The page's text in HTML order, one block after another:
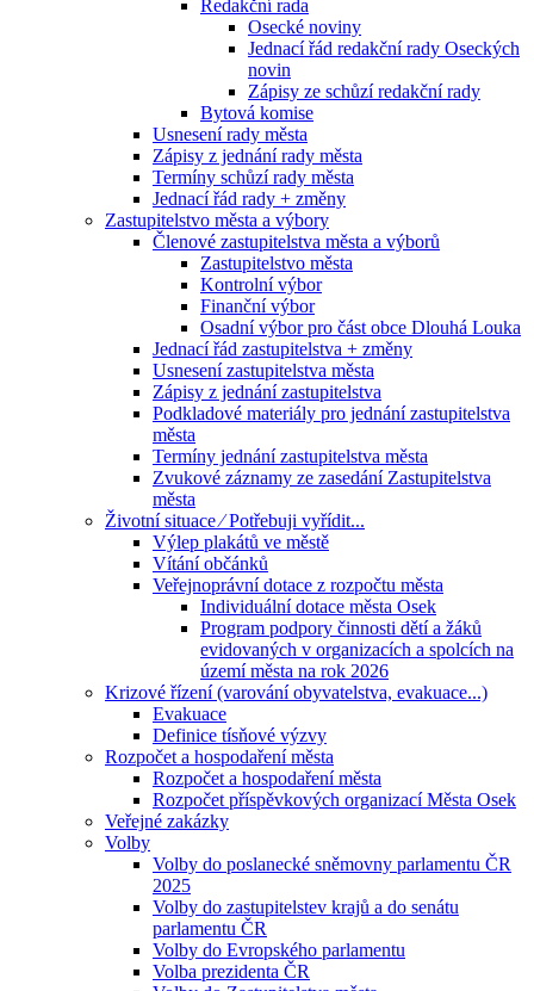
Redakční rada
Osecké noviny
Jednací řád redakční rady Oseckých
novin
Zápisy ze schůzí redakční rady
Bytová komise
Usnesení rady města
Zápisy z jednání rady města
Termíny schůzí rady města
Jednací řád rady + změny
Zastupitelstvo města a výbory
Členové zastupitelstva města a výborů
Zastupitelstvo města
Kontrolní výbor
Finanční výbor
Osadní výbor pro část obce Dlouhá Louka
Jednací řád zastupitelstva + změny
Usnesení zastupitelstva města
Zápisy z jednání zastupitelstva
Podkladové materiály pro jednání zastupitelstva
města
Termíny jednání zastupitelstva města
Zvukové záznamy ze zasedání Zastupitelstva
města
Životní situace ⁄ Potřebuji vyřídit...
Výlep plakátů ve městě
Vítání občánků
Veřejnoprávní dotace z rozpočtu města
Individuální dotace města Osek
Program podpory činnosti dětí a žáků
evidovaných v organizacích a spolcích na
území města na rok 2026
Krizové řízení (varování obyvatelstva, evakuace...)
Evakuace
Definice tísňové výzvy
Rozpočet a hospodaření města
Rozpočet a hospodaření města
Rozpočet příspěvkových organizací Města Osek
Veřejné zakázky
Volby
Volby do poslanecké sněmovny parlamentu ČR
2025
Volby do zastupitelstev krajů a do senátu
parlamentu ČR
Volby do Evropského parlamentu
Volba prezidenta ČR